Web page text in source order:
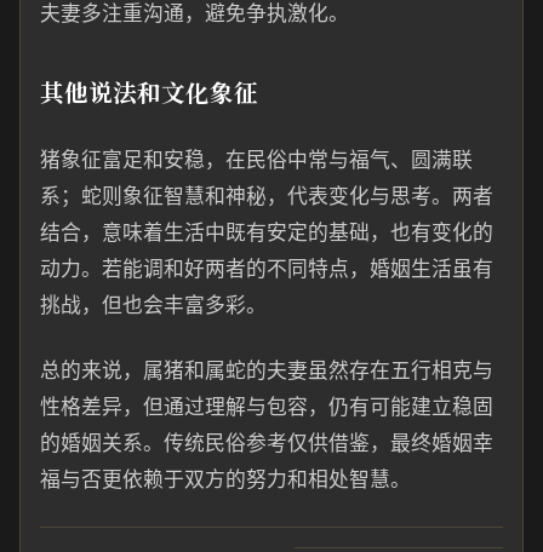
夫妻多注重沟通，避免争执激化。
其他说法和文化象征
猪象征富足和安稳，在民俗中常与福气、圆满联
系；蛇则象征智慧和神秘，代表变化与思考。两者
结合，意味着生活中既有安定的基础，也有变化的
动力。若能调和好两者的不同特点，婚姻生活虽有
挑战，但也会丰富多彩。
总的来说，属猪和属蛇的夫妻虽然存在五行相克与
性格差异，但通过理解与包容，仍有可能建立稳固
的婚姻关系。传统民俗参考仅供借鉴，最终婚姻幸
福与否更依赖于双方的努力和相处智慧。